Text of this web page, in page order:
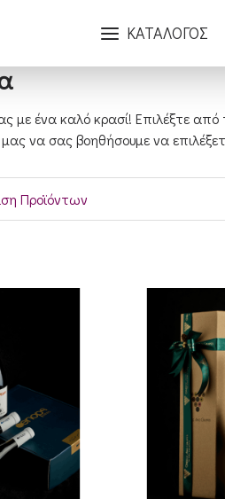
ΚΑΤΑΛΟΓΟΣ
με ένα καλό κρασί! Επιλέξτε
μας να σας βοηθήσουμε να
Προϊόντων